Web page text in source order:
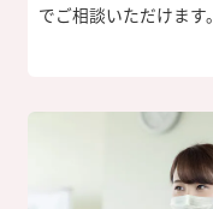
でご相談いただけます。